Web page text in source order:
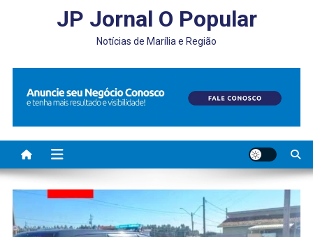
JP Jornal O Popular
Notícias de Marília e Região